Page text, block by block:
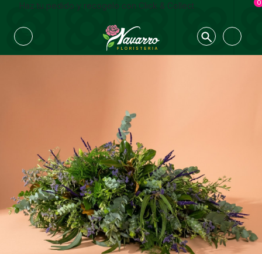
Haz tu pedido y recogelo con Click & Collect 0